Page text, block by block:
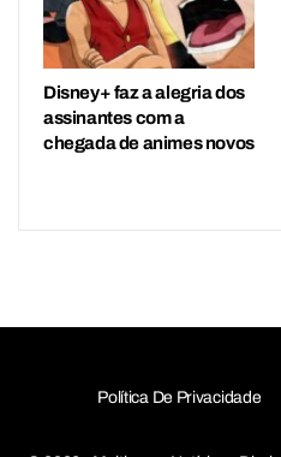
Disney+ faz a alegria dos
assinantes com a
chegada de animes novos
Política De Privacidade